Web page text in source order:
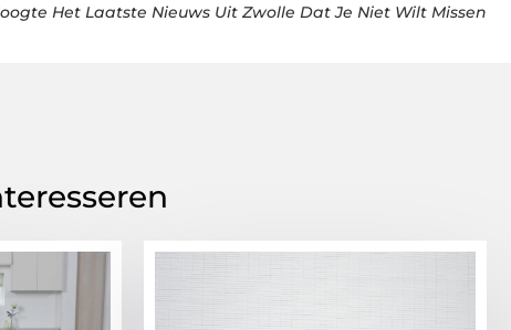
Het Laatste Nieuws Uit Zwolle Dat Je Niet Wilt Missen